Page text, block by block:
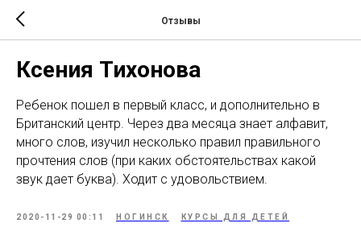
Отзывы
Ксения Тихонова
Ребенок пошел в первый класс, и дополнительно в
Британский центр. Через два месяца знает алфавит,
много слов, изучил несколько правил правильного
прочтения слов (при каких обстоятельствах какой
звук дает буква). Ходит с удовольствием.
2020-11-29 00:11 НОГИНСК КУРСЫ ДЛЯ ДЕТЕЙ